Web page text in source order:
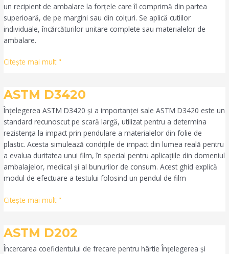
un recipient de ambalare la forțele care îl comprimă din partea
superioară, de pe margini sau din colțuri. Se aplică cutiilor
individuale, încărcăturilor unitare complete sau materialelor de
ambalare.
Citeşte mai mult "
ASTM D3420
Înțelegerea ASTM D3420 și a importanței sale ASTM D3420 este un
standard recunoscut pe scară largă, utilizat pentru a determina
rezistența la impact prin pendulare a materialelor din folie de
plastic. Acesta simulează condițiile de impact din lumea reală pentru
a evalua duritatea unui film, în special pentru aplicațiile din domeniul
ambalajelor, medical și al bunurilor de consum. Acest ghid explică
modul de efectuare a testului folosind un pendul de film
ASTM
Citeşte mai mult "
ASTM D202
Încercarea coeficientului de frecare pentru hârtie Înțelegerea și
ASTM